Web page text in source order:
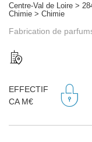
Centre-Val de Loire >
Chimie > Chimie
Fabrication de
EFFECTIF
CA M€